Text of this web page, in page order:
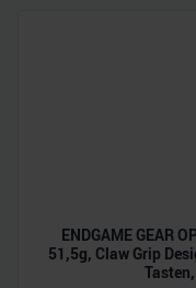
ENDGAME GEAR
51,5g, Claw Grip